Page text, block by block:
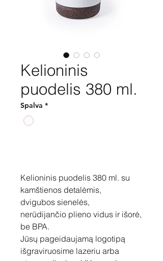
Kelioninis
puodelis 380 ml.
Spalva *
Kelioninis puodelis 380 ml. su
kamštienos detalėmis,
dvigubos sienelės,
nerūdijančio plieno vidus ir išorė,
be BPA.
Jūsų pageidaujamą logotipą
išgraviruosime lazeriu arba